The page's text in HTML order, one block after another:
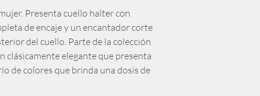
Presenta cuello halter con
de encaje y un encantador corte
del cuello. Parte de la colección
clásicamente elegante que presenta
de colores que brinda una dosis de